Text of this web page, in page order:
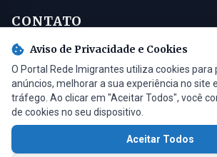
CONTATO
Turvo - SC, 88930-000
(48) 3525-0321
contato@radioimigrantes.com.br
Aviso de Privacidade e Cookies
O Portal Rede Imigrantes utiliza cookies para
anúncios, melhorar a sua experiência no site
tráfego. Ao clicar em "Aceitar Todos", você
de cookies no seu dispositivo.
Aceitar Todos